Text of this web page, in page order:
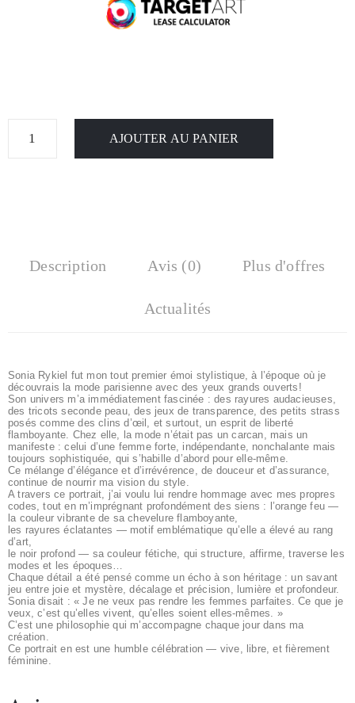
AJOUTER AU PANIER
Description Avis (0) Plus d'offres
Actualités
Sonia Rykiel fut mon tout premier émoi stylistique, à l’époque où je
découvrais la mode parisienne avec des yeux grands ouverts!
Son univers m’a immédiatement fascinée : des rayures audacieuses,
des tricots seconde peau, des jeux de transparence, des petits strass
posés comme des clins d’œil, et surtout, un esprit de liberté
flamboyante. Chez elle, la mode n’était pas un carcan, mais un
manifeste : celui d’une femme forte, indépendante, nonchalante mais
toujours sophistiquée, qui s’habille d’abord pour elle-même.
Ce mélange d’élégance et d’irrévérence, de douceur et d’assurance,
continue de nourrir ma vision du style.
A travers ce portrait, j’ai voulu lui rendre hommage avec mes propres
codes, tout en m’imprégnant profondément des siens : l’orange feu —
la couleur vibrante de sa chevelure flamboyante,
les rayures éclatantes — motif emblématique qu’elle a élevé au rang
d’art,
le noir profond — sa couleur fétiche, qui structure, affirme, traverse les
modes et les époques…
Chaque détail a été pensé comme un écho à son héritage : un savant
jeu entre joie et mystère, décalage et précision, lumière et profondeur.
Sonia disait : « Je ne veux pas rendre les femmes parfaites. Ce que je
veux, c’est qu’elles vivent, qu’elles soient elles-mêmes. »
C’est une philosophie qui m’accompagne chaque jour dans ma
création.
Ce portrait en est une humble célébration — vive, libre, et fièrement
féminine.